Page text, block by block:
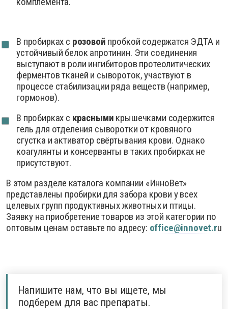
В пробирках с розовой пробкой содержатся ЭДТА и
устойчивый белок апротинин. Эти соединения
выступают в роли ингибиторов протеолитических
ферментов тканей и сывороток, участвуют в
процессе стабилизации ряда веществ (например,
гормонов).
В пробирках с красными крышечками содержится
гель для отделения сыворотки от кровяного
сгустка и активатор свёртывания крови. Однако
коагулянты и консерванты в таких пробирках не
присутствуют.
В этом разделе каталога компании «ИнноВет»
представлены пробирки для забора крови у всех
целевых групп продуктивных животных и птицы.
Заявку на приобретение товаров из этой категории по
оптовым ценам оставьте по адресу: office@innovet.ru
Напишите нам, что вы ищете, мы
подберем для вас препараты.